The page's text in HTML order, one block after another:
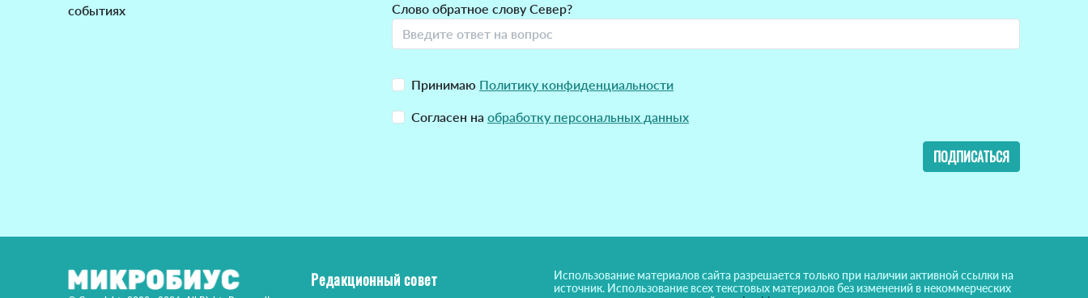
событиях
Слово обратное слову Север?
Принимаю Политику конфиденциальности
Согласен на обработку персональных данных
ПОДПИСАТЬСЯ
Редакционный совет
Использование материалов сайта разрешается только при наличии активной ссылки на
источник. Использование всех текстовых материалов без изменений в некоммерческих